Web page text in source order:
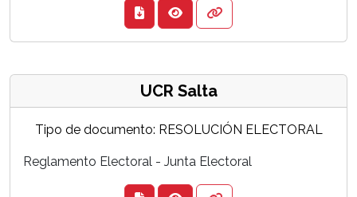
UCR Salta
Tipo de documento: RESOLUCIÓN ELECTORAL
Reglamento Electoral - Junta Electoral